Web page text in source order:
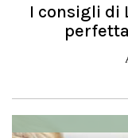
I consigli di